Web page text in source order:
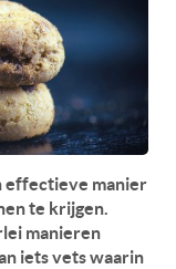
effectieve manier
te krijgen.
manieren
iets vets waarin